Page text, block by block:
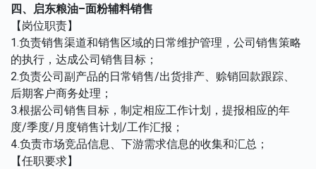
四、启东粮油–面粉辅料销售
【岗位职责】
1.负责销售渠道和销售区域的日常维护管理，公司销售策略
的执行，达成公司销售目标；
2.负责公司副产品的日常销售/出货排产、赊销回款跟踪、
后期客户商务处理；
3.根据公司销售目标，制定相应工作计划，提报相应的年
度/季度/月度销售计划/工作汇报；
4.负责市场竞品信息、下游需求信息的收集和汇总；
【任职要求】